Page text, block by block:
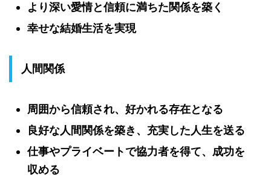
より深い愛情と信頼に満ちた関係を築く
幸せな結婚生活を実現
人間関係
周囲から信頼され、好かれる存在となる
良好な人間関係を築き、充実した人生を送る
仕事やプライベートで協力者を得て、成功を
収める